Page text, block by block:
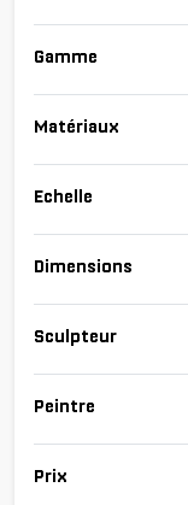
Gamme
Matériaux
Echelle
Dimensions
Sculpteur
Peintre
Prix